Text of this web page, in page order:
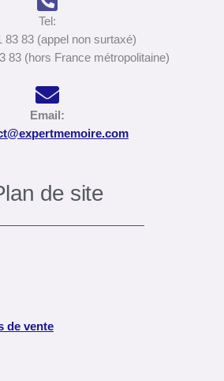
Tel:
83 83 (appel non surtaxé)
83 (hors France métropolitaine)
Email:
de site
de vente